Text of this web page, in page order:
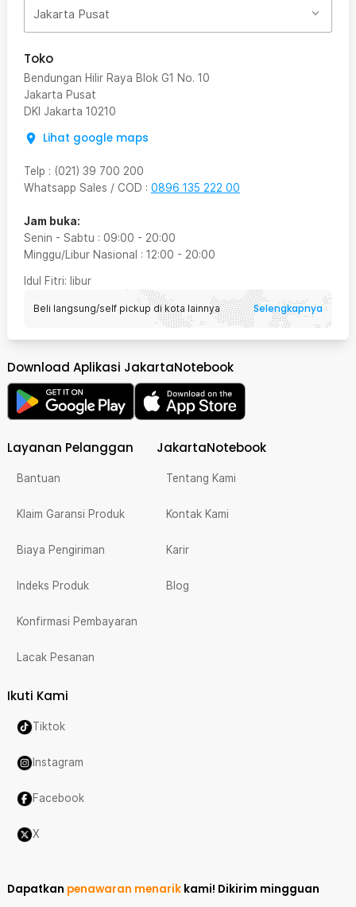
Jakarta Pusat
Toko
Bendungan Hilir Raya Blok G1 No. 10
Jakarta Pusat
DKI Jakarta 10210
Lihat google maps
Telp : (021) 39 700 200
Whatsapp Sales / COD : 0896 135 222 00
Jam buka:
Senin - Sabtu : 09:00 - 20:00
Minggu/Libur Nasional : 12:00 - 20:00
Idul Fitri: libur
Beli langsung/self pickup di kota lainnya Selengkapnya
Download Aplikasi JakartaNotebook
Layanan Pelanggan
Bantuan
Klaim Garansi Produk
Biaya Pengiriman
Indeks Produk
Konfirmasi Pembayaran
Lacak Pesanan
JakartaNotebook
Tentang Kami
Kontak Kami
Karir
Blog
Ikuti Kami
Tiktok
Instagram
Facebook
X
Dapatkan penawaran menarik kami! Dikirim mingguan